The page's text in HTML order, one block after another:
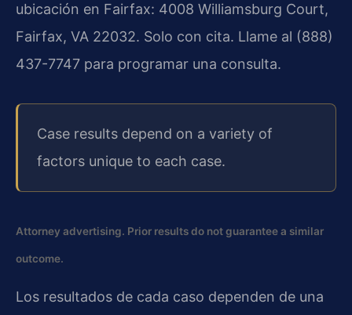
ubicación en Fairfax: 4008 Williamsburg Court,
Fairfax, VA 22032. Solo con cita. Llame al (888)
437-7747 para programar una consulta.
Case results depend on a variety of
factors unique to each case.
Attorney advertising. Prior results do not guarantee a similar
outcome.
Los resultados de cada caso dependen de una